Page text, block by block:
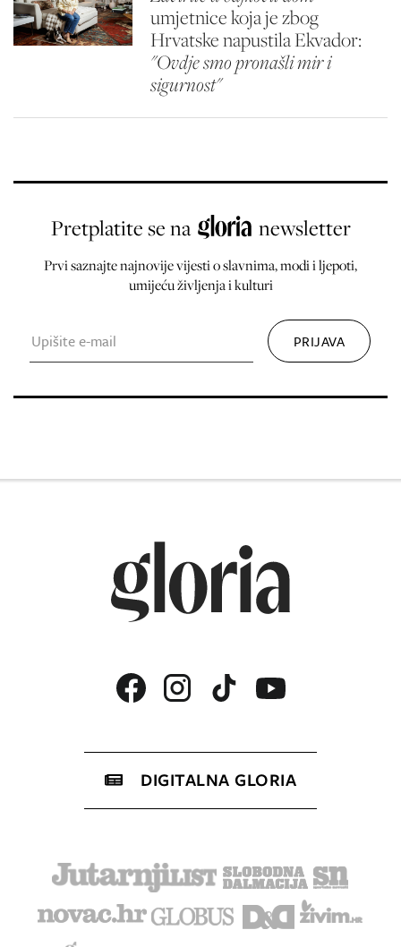
umjetnice koja je zbog
Hrvatske napustila Ekvador:
"Ovdje smo pronašli mir i
sigurnost"
Pretplatite se na newsletter
Prvi saznajte najnovije vijesti o slavnima, modi i ljepoti,
umijeću življenja i kulturi
DIGITALNA GLORIA